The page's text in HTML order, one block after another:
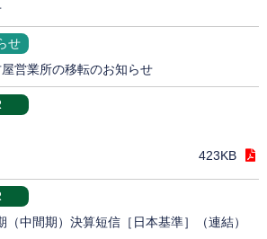
せ
営業所の移転のお知らせ
423KB
中間期）決算短信［日本基準］（連結）